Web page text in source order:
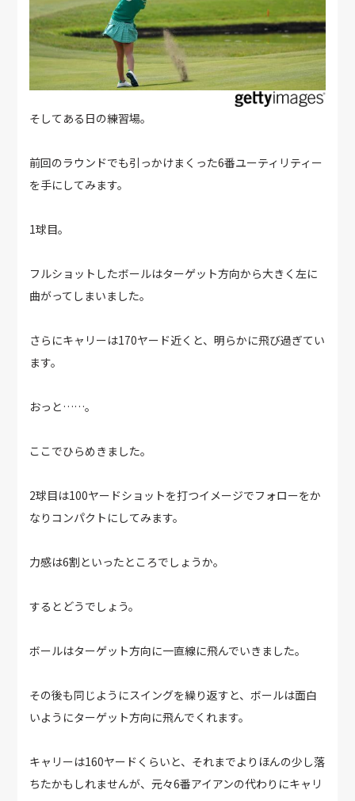
そしてある日の練習場。
前回のラウンドでも引っかけまくった6番ユーティリティー
を手にしてみます。
1球目。
フルショットしたボールはターゲット方向から大きく左に
曲がってしまいました。
さらにキャリーは170ヤード近くと、明らかに飛び過ぎてい
ます。
おっと……。
ここでひらめきました。
2球目は100ヤードショットを打つイメージでフォローをか
なりコンパクトにしてみます。
力感は6割といったところでしょうか。
するとどうでしょう。
ボールはターゲット方向に一直線に飛んでいきました。
その後も同じようにスイングを繰り返すと、ボールは面白
いようにターゲット方向に飛んでくれます。
キャリーは160ヤードくらいと、それまでよりほんの少し落
ちたかもしれませんが、元々6番アイアンの代わりにキャリ